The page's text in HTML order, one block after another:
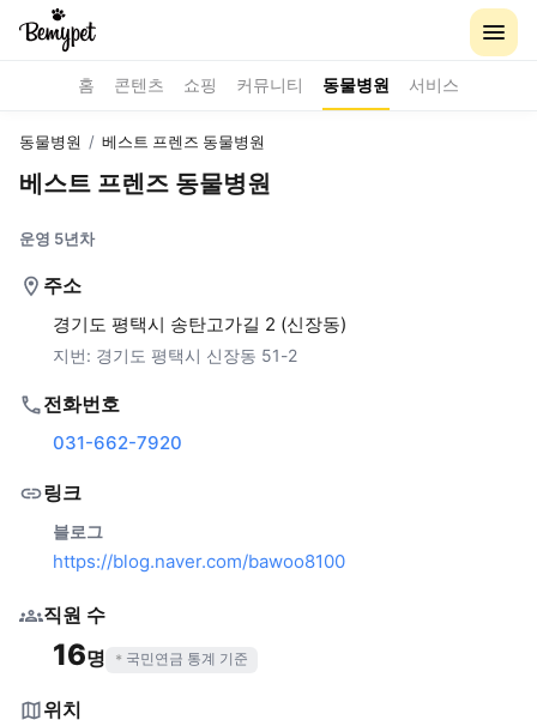
홈 콘텐츠 쇼핑 커뮤니티 동물병원 서비스
동물병원 / 베스트 프렌즈 동물병원
베스트 프렌즈 동물병원
운영 5년차
주소
경기도 평택시 송탄고가길 2 (신장동)
지번: 경기도 평택시 신장동 51-2
전화번호
031-662-7920
링크
블로그
https://blog.naver.com/bawoo8100
직원 수
16명 국민연금 통계 기준
위치